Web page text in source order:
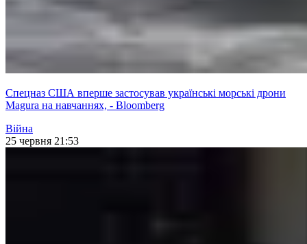
Спецназ США вперше застосував українські морські дрони
Magura на навчаннях, - Bloomberg
Війна
25 червня 21:53